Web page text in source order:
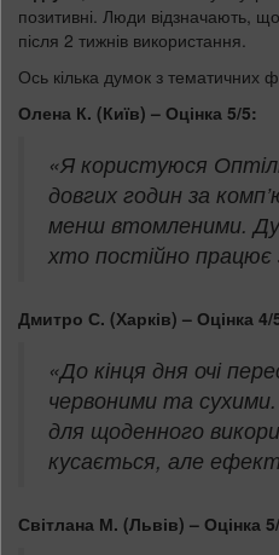
позитивні. Люди відзначають,
після 2 тижнів використання.
Ось кілька думок з тематичних
Олена К. (Київ) – Оцінка 5/5:
«Я користуюся
довгих годин за
менш втомленими.
хто постійно працює
Дмитро С. (Харків) – Оцінка 4/
«До кінця дня очі
червоними та
для щоденного
кусається, але
Світлана М. (Львів) – Оцінка